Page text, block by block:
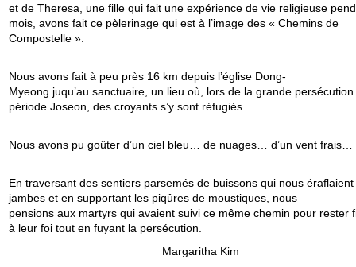
et de Theresa, une fille qui fait une expérience de vie religieuse
mois, avons fait ce pèlerinage qui est à l’image des « Chemins de
Compostelle ».
Nous avons fait à peu près 16 km depuis l’église Dong-
Myeong juqu’au sanctuaire, un lieu où, lors de la grande
période Joseon, des croyants s’y sont réfugiés.
Nous avons pu goûter d’un ciel bleu… de nuages… d’un vent frais…
En traversant des sentiers parsemés de buissons qui nous éraflaient
jambes et en supportant les piqûres de moustiques, nous
pensions aux martyrs qui avaient suivi ce même chemin pour rester
à leur foi tout en fuyant la persécution.
Margaritha Kim